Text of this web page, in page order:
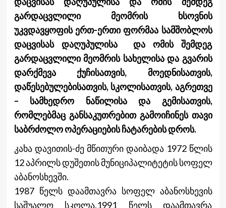
გარდაცვლილი მეომრის ხსოვნის
უკვდავყოფის ერთ-ერთი ფორმაა სამშობლოს
დაცვისას დაღუპულისა და ომის შემდეგ
გარდაცვლილი მეომრის სახელისა და გვარის
დარქმევა ქუჩისათვის, მოედნისათვის,
დაწესებულებისათვის, სკოლისათვის, აგრეთვე
– სამხედრო ნაწილისა და გემისათვის,
რომლებმაც განსაკუთრებით გამოიჩინეს თავი
საბრძოლო ოპერაციების ჩატარების დროს.
კახა დავითის-ძე მწითური დაიბადა 1972 წლის
12 აპრილს დუშეთის მუნიციპალიტეტის სოფელ
აბანოსხევში.
1987 წელს დაამთავრა სოფელ აბანოსხევის
საშუალო სკოლა.1991 წელს დაამთავრა